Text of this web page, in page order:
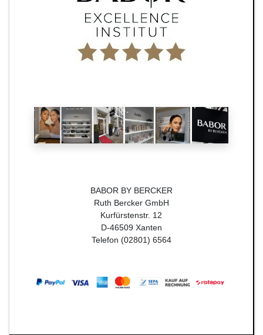
BABOR BY BERCKER
Ruth Bercker GmbH
Kurfürstenstr. 12
D-46509 Xanten
Telefon (02801) 6564